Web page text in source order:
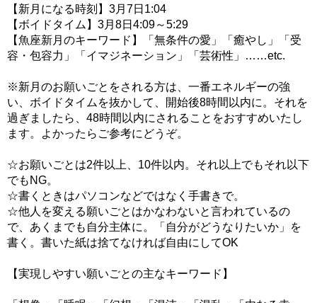
【新月になる時刻】3月7日1:04
【ボイドタイム】3月8日4:09～5:29
【魚座新月のキーワード】「無条件の愛」「癒やし」「受
容・包容力」「イマジネーション」「芸術性」……etc.
※新月のお願いごとをされる方は、一番エネルギーの強
い、ボイドタイムを抜かして、開始後8時間以内に。それを
過ぎましたら、48時間以内にされることをおすすめいたし
ます。よかったらご参考にどうぞ。
☆お願いごとは2件以上、10件以内。それ以上でもそれ以下
でもNG。
☆書くときはパソコンなどではなく手書きで。
☆他人を変える願いごとはかなわないと言われているの
で、あくまでも自分主体に。「自分がどうなりたいか」を
書く。書いた紙は捨てなければ自由にしてOK
【実現しやすい願いごとの主なキーワード】